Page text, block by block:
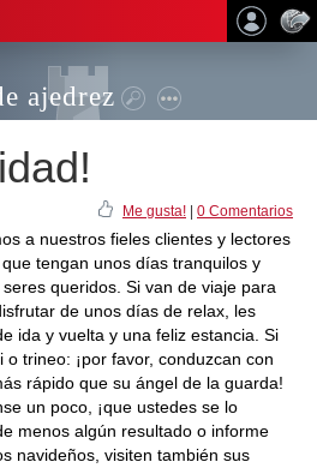
ajedrez
Me gusta! 0 Comentarios
a nuestros fieles clientes y lectores
tengan unos días tranquilos y
queridos. Si van de viaje para
de unos días de relax, les
ida y vuelta y una feliz estancia. Si
trineo: ¡por favor, conduzcan con
rápido que su ángel de la guarda!
un poco, ¡que ustedes se lo
menos algún resultado o informe
navideños, visiten también sus